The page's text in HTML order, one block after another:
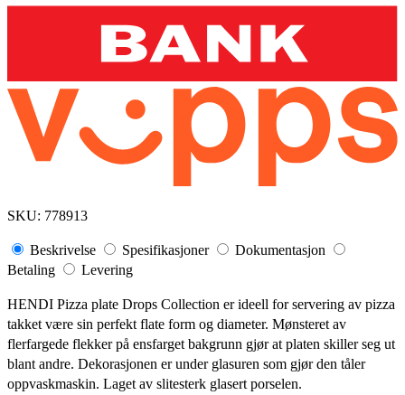
SKU: 778913
Beskrivelse Spesifikasjoner
Dokumentasjon
Betaling
Levering
HENDI Pizza plate Drops Collection er ideell for servering av pizza
takket være sin perfekt flate form og diameter. Mønsteret av
flerfargede flekker på ensfarget bakgrunn gjør at platen skiller seg ut
blant andre. Dekorasjonen er under glasuren som gjør den tåler
oppvaskmaskin. Laget av slitesterk glasert porselen.